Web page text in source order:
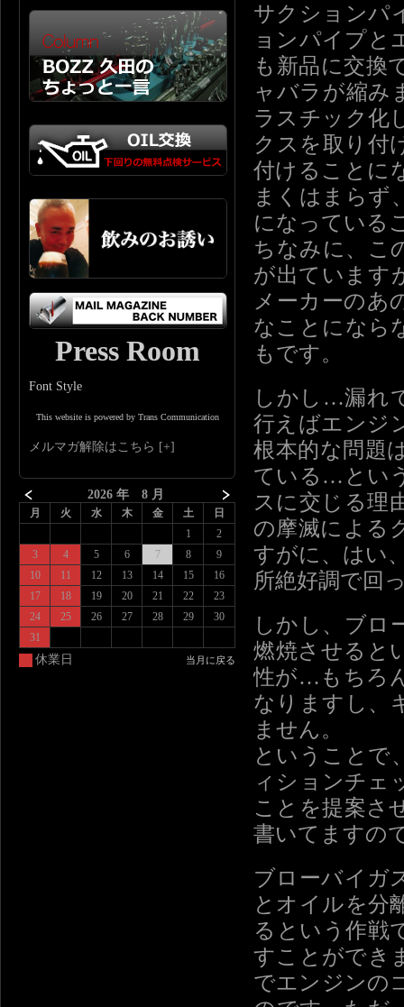
サクションパ
ョンパイプと
も新品に交換
ャバラが縮み
ラスチック化
クスを取り付
付けることに
まくはまらず
になっている
ちなみに、こ
が出ています
メーカーのあ
なことになら
もです。
しかし…漏れ
行えばエンジ
根本的な問題
ている…とい
スに交じる理
の摩滅による
すがに、はい
所絶好調で回
しかし、ブロ
燃焼させると
性が…もちろ
なりますし、
ません。
ということで
ィションチェ
ことを提案さ
書いてますの
ブローバイガ
とオイルを分
るという作戦
すことができ
でエンジンの
Press Room
Font Style
This website is powered by Trans Communication
メルマガ解除はこちら
2026 年 8 月
月 火 水 木 金 土
日
1
2
3
4 5 6 7 8
9
10
11 12 13 14 15
16
17
18 19 20 21 22
23
24
25 26 27 28 29
30
31
休業日 当月に戻る